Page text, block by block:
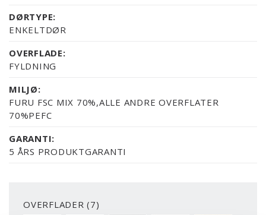
DØRTYPE:
ENKELTDØR
OVERFLADE:
FYLDNING
MILJØ:
FURU FSC MIX 70%,ALLE ANDRE OVERFLATER
70%PEFC
GARANTI:
5 ÅRS PRODUKTGARANTI
OVERFLADER (7)